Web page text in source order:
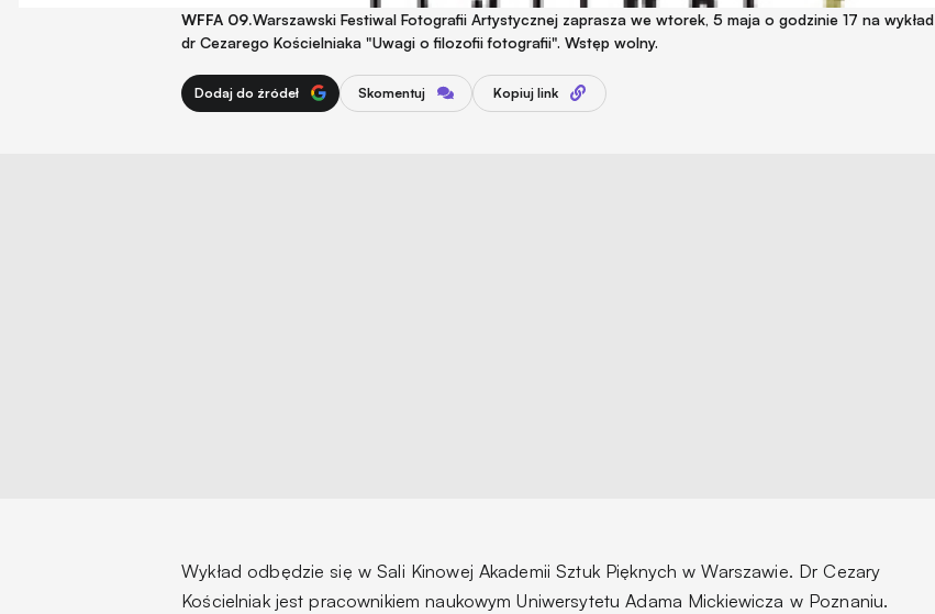
WFFA 09.Warszawski Festiwal Fotografii Artystycznej zaprasza we wtorek, 5 maja o godzinie 17 na wykład
dr Cezarego Kościelniaka "Uwagi o filozofii fotografii". Wstęp wolny.
Dodaj do źródeł Skomentuj Kopiuj link
Wykład odbędzie się w Sali Kinowej Akademii Sztuk Pięknych w Warszawie. Dr Cezary
Kościelniak jest pracownikiem naukowym Uniwersytetu Adama Mickiewicza w Poznaniu.